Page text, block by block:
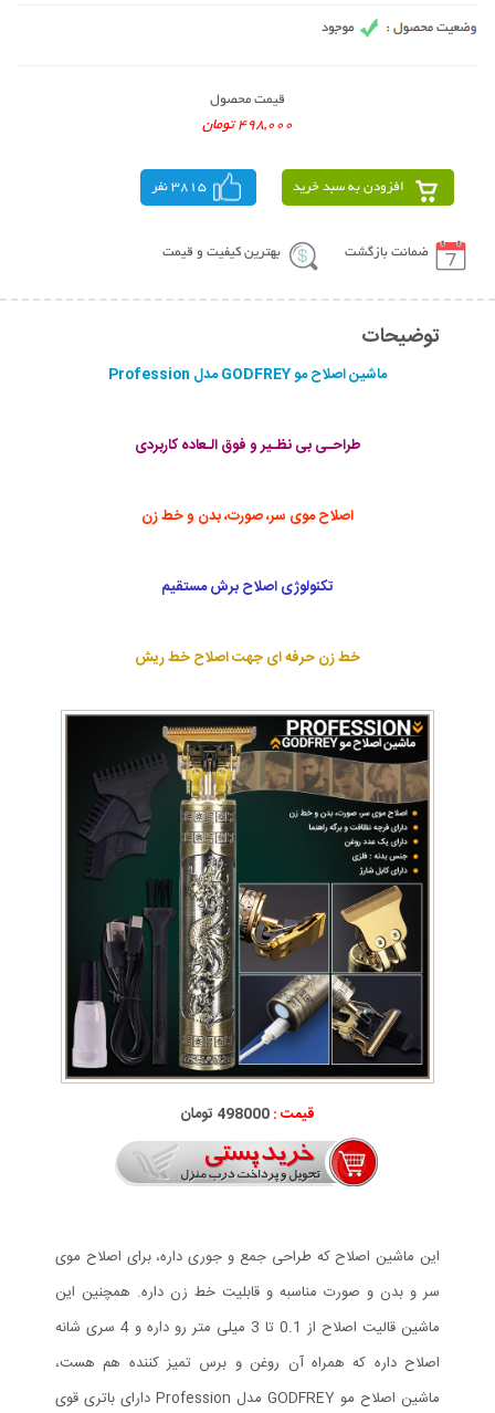
قیمت محصول
498,000 تومان
افزودن به سبد خرید 3815 نفر
ضمانت بازگشت بهترین کیفیت و قیمت
توضیحات
ماشین اصلاح مو GODFREY مدل Profession
طراحـی بی نظـیر و فوق الـعاده کاربردی
اصلاح موی سر، صورت، بدن و خط زن
تکنولوژی اصلاح برش مستقیم
خط زن حرفه ای جهت اصلاح خط ریش
قیمت :498000 تومان
این ماشین اصلاح که طراحی جمع و جوری داره، برای اصلاح موی
سر و بدن و صورت مناسبه و قابلیت خط زن داره. همچنین این
ماشین قالیت اصلاح از 0.1 تا 3 میلی متر رو داره و 4 سری شانه
اصلاح داره که همراه آن روغن و برس تمیز کننده هم هست،
ماشین اصلاح مو GODFREY مدل Profession دارای باتری قوی